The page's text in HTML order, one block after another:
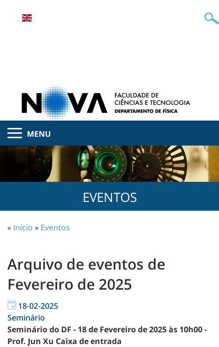
MENU
EVENTOS
» Início » Eventos
Arquivo de eventos de
Fevereiro de 2025
18-02-2025
Seminário
Seminário do DF - 18 de Fevereiro de 2025 às 10h00 -
Prof. Jun Xu Caixa de entrada